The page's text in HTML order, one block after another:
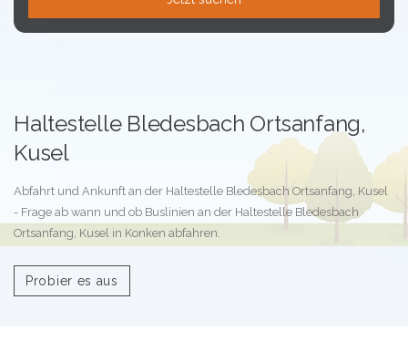
Haltestelle Bledesbach Ortsanfang,
Kusel
Abfahrt und Ankunft an der Haltestelle Bledesbach Ortsanfang, Kusel
- Frage ab wann und ob Buslinien an der Haltestelle Bledesbach
Ortsanfang, Kusel in Konken abfahren.
Probier es aus